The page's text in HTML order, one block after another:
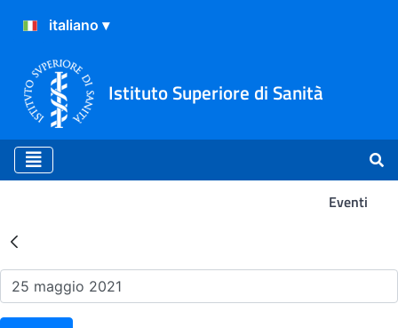
Istituto Superiore di Sanità
Eventi
Risultati della Ricerca -